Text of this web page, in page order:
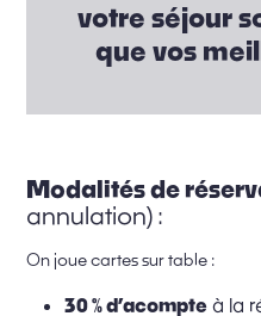
votre séjour
que vos
Modalités de
annulation) :
On joue cartes sur table :
30 % d’acompte à la